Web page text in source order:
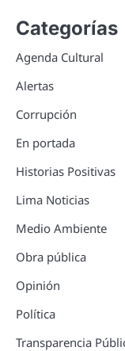
Categorías
Agenda Cultural
Alertas
Corrupción
En portada
Historias Positivas
Lima Noticias
Medio Ambiente
Obra pública
Opinión
Política
Transparencia